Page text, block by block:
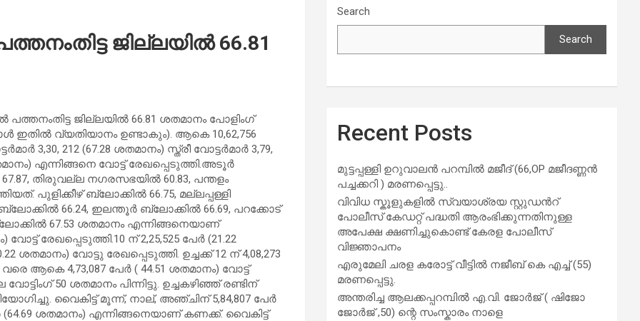
ജില്ലയില്‍ 66.81
ജില്ലയില്‍ 66.81 ശതമാനം പോളിംഗ്
ഇതില്‍ വ്യതിയാനം ഉണ്ടാകും). ആകെ 10,62,756
3,30, 212 (67.28 ശതമാനം) സ്ത്രീ വോട്ടർമാർ 3,79,
എന്നിങ്ങനെ വോട്ട് രേഖപ്പെടുത്തി.അടൂര്‍
തിരുവല്ല നഗരസഭയില്‍ 60.83, പന്തളം
പുളിക്കീഴ് ബ്ലോക്കില്‍ 66.75, മല്ലപ്പള്ളി
66.24, ഇലന്തൂര്‍ ബ്ലോക്കില്‍ 66.69, പറക്കോട്
67.53 ശതമാനം എന്നിങ്ങനെയാണ്
രേഖപ്പെടുത്തി.10 ന് 2,25,525 പേര്‍ (21.22
വോട്ടു രേഖപ്പെടുത്തി. ഉച്ചക്ക് 12 ന് 4,08,273
ആകെ 4,73,087 പേര്‍ ( 44.51 ശതമാനം) വോട്ട്
50 ശതമാനം പിന്നിട്ടു. ഉച്ചകഴിഞ്ഞ് രണ്ടിന്
വൈകിട്ട് മൂന്ന്, നാല്, അഞ്ചിന് 5,84,807 പേര്‍
(64.69 ശതമാനം) എന്നിങ്ങനെയാണ് കണക്ക്. വൈകിട്ട്
Search
Search
Recent Posts
മുട്ടപ്പള്ളി ഉറുവാലൻ പറമ്പിൽ മജീദ് (66,OP മജീദണ്ണൻ
പച്ചക്കറി ) മരണപ്പെട്ടു..
വിവിധ സ്കൂളുകളില്‍ സ്വയാശ്രയ സ്റ്റുഡന്‍റ്
പോലീസ് കേഡറ്റ് പദ്ധതി ആരംഭിക്കുന്നതിനുള്ള
അപേക്ഷ ക്ഷണിച്ചുകൊണ്ട് കേരള പോലീസ്
വിജ്ഞാപനം
എരുമേലി ചരള കരോട്ട് വീട്ടിൽ നജീബ് കെ എച്ച് (55)
മരണപ്പെട്ടു.
അന്തരിച്ച ആ​ല​ക്ക​പ്പ​റമ്പിൽ​ എ.​വി. ജോ​ർ​ജ് ( ഷിജോ
ജോർജ് ,50) ന്റെ സംസ്കാരം നാളെ